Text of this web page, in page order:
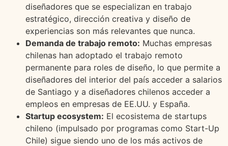
diseñadores que se especializan en trabajo
estratégico, dirección creativa y diseño de
experiencias son más relevantes que nunca.
Demanda de trabajo remoto: Muchas empresas
chilenas han adoptado el trabajo remoto
permanente para roles de diseño, lo que permite a
diseñadores del interior del país acceder a salarios
de Santiago y a diseñadores chilenos acceder a
empleos en empresas de EE.UU. y España.
Startup ecosystem: El ecosistema de startups
chileno (impulsado por programas como Start-Up
Chile) sigue siendo uno de los más activos de